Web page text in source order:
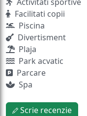
Facilitati copii
Piscina
Divertisment
Plaja
Park acvatic
Parcare
Spa
Scrie recenzie